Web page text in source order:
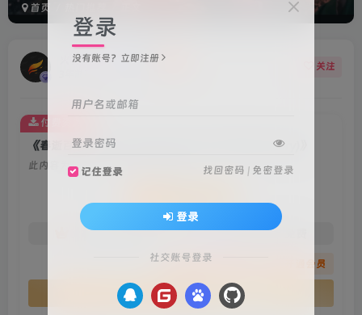
首页
火种游戏客服 关注
《春逝百年抄(The Centennial Case A Shijima Story)》
此内容为付费资源，请付费后查看
火种黄金会员 免费 火种黑钻会员
您暂无购买权限，请先开通会员
开通会员
付费资源
登录
没有账号？立即注册
用户名或邮箱
登录密码
记住登录 找回密码 | 免密登录
登录
社交账号登录